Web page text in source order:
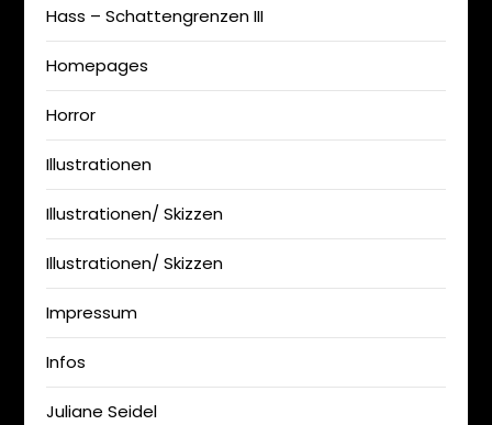
Hass – Schattengrenzen III
Homepages
Horror
Illustrationen
Illustrationen/ Skizzen
Illustrationen/ Skizzen
Impressum
Infos
Juliane Seidel